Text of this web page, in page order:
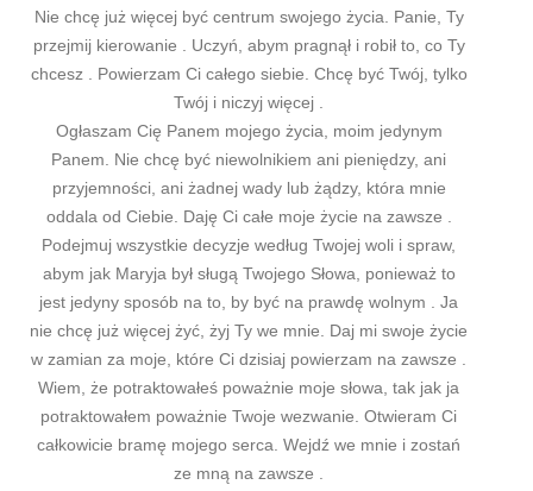
Nie chcę już więcej być centrum swojego życia. Panie, Ty
przejmij kierowanie . Uczyń, abym pragnął i robił to, co Ty
chcesz . Powierzam Ci całego siebie. Chcę być Twój, tylko
Twój i niczyj więcej .
Ogłaszam Cię Panem mojego życia, moim jedynym
Panem. Nie chcę być niewolnikiem ani pieniędzy, ani
przyjemności, ani żadnej wady lub żądzy, która mnie
oddala od Ciebie. Daję Ci całe moje życie na zawsze .
Podejmuj wszystkie decyzje według Twojej woli i spraw,
abym jak Maryja był sługą Twojego Słowa, ponieważ to
jest jedyny sposób na to, by być na prawdę wolnym . Ja
nie chcę już więcej żyć, żyj Ty we mnie. Daj mi swoje życie
w zamian za moje, które Ci dzisiaj powierzam na zawsze .
Wiem, że potraktowałeś poważnie moje słowa, tak jak ja
potraktowałem poważnie Twoje wezwanie. Otwieram Ci
całkowicie bramę mojego serca. Wejdź we mnie i zostań
ze mną na zawsze .